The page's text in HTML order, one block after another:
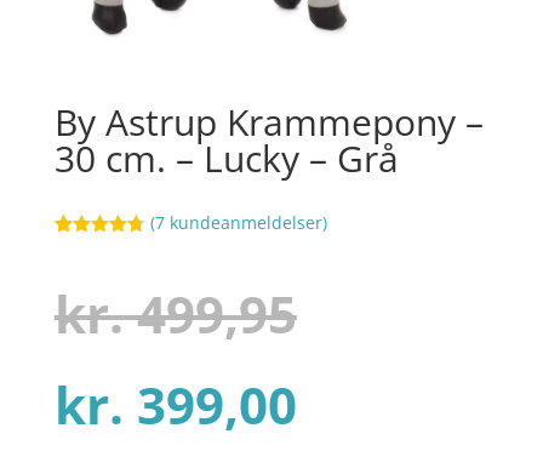
By Astrup Krammepony –
30 cm. – Lucky – Grå
baseret på
kundebedø
mmelser
(7 kundeanmeldelser)
kr.499,95
kr. 399,00Den